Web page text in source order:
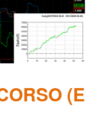
(E